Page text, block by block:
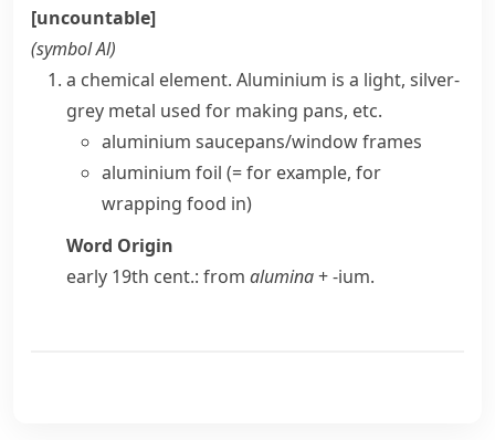
[uncountable]
(symbolAl)
a chemical element. Aluminium is a light, silver-
grey metal used for making pans, etc.
aluminium saucepans/window frames
aluminium foil (= for example, for
wrapping food in)
Word Origin
early 19th cent.: from alumina+-ium.